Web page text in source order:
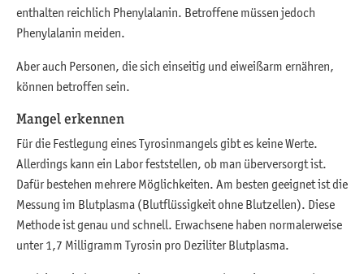
enthalten reichlich Phenylalanin. Betroffene müssen jedoch
Phenylalanin meiden.
Aber auch Personen, die sich einseitig und eiweißarm ernähren,
können betroffen sein.
Mangel erkennen
Für die Festlegung eines Tyrosinmangels gibt es keine Werte.
Allerdings kann ein Labor feststellen, ob man überversorgt ist.
Dafür bestehen mehrere Möglichkeiten. Am besten geeignet ist die
Messung im Blutplasma (Blutflüssigkeit ohne Blutzellen). Diese
Methode ist genau und schnell. Erwachsene haben normalerweise
unter 1,7 Milligramm Tyrosin pro Deziliter Blutplasma.